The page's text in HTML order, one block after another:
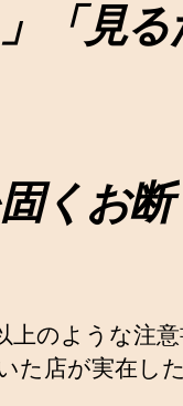
「見る
くお断
上のような注
た店が実在し